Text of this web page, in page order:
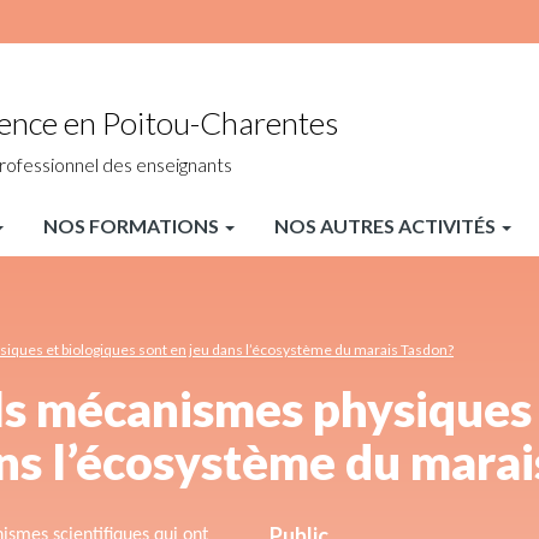
en Poitou-Charentes
des enseignants
NOS FORMATIONS NOS AUTRES ACTIVITÉS
et biologiques sont en jeu dans l’écosystème du marais Tasdon?
mécanismes
l’écosystème du